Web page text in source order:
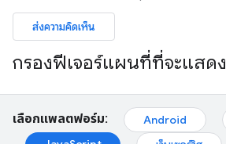
ส่งความคิดเห็น
กรองฟีเจอร์แผนที่ที่จะแสดง
เลือกแพลตฟอร์ม: Android